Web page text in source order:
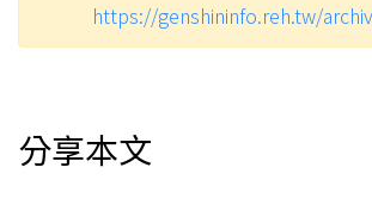
https://genshininfo.reh.tw/
分享本文